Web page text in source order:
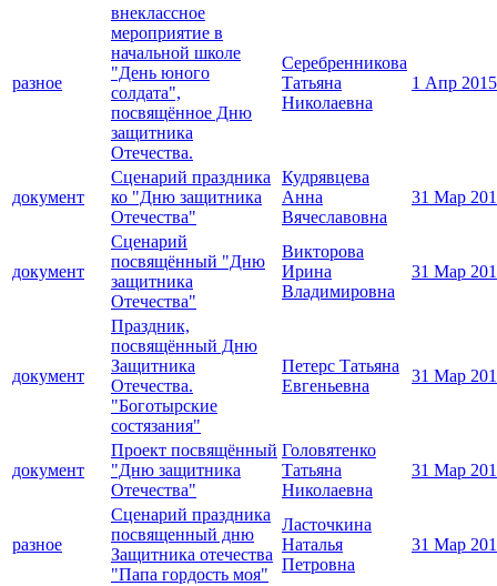
разное
внеклассное
мероприятие в
начальной школе
"День юного
солдата",
посвящённое Дню
защитника
Отечества.
Серебренникова
Татьяна
Николаевна
1 Апр 2015
документ
Сценарий праздника
ко "Дню защитника
Отечества"
Кудрявцева
Анна
Вячеславовна
31 Мар
документ
Сценарий
посвящённый "Дню
защитника
Отечества"
Викторова
Ирина
Владимировна
31 Мар
документ
Праздник,
посвящённый Дню
Защитника
Отечества.
"Боготырские
состязания"
Петерс Татьяна
Евгеньевна
31 Мар
документ
Проект посвящённый
"Дню защитника
Отечества"
Головятенко
Татьяна
Николаевна
31 Мар
разное
Сценарий праздника
посвященный дню
Защитника отечества
"Папа гордость моя"
Ласточкина
Наталья
Петровна
31 Мар